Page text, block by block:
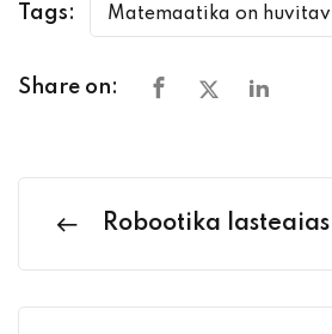
Tags: Matemaatika on huvitav
Share on:
Robootika lasteaias